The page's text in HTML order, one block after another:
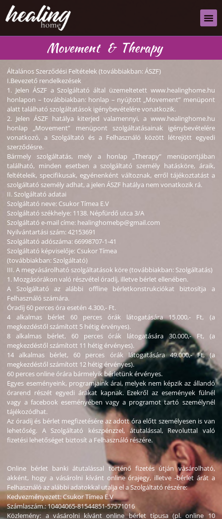
Movement & Therapy
Általános Szerződési Feltételek (továbbiakban: ÁSZF)
I.Bevezető rendelkezések
1. Jelen ÁSZF a Szolgáltató által üzemeltetett www.healinghome.hu
honlapon – továbbiakban: honlap – nyújtott „Movement” menüpont
alatt található szolgáltatások igénybevételére vonatkozik.
2. Jelen ÁSZF hatálya kiterjed valamennyi, a www.healinghome.hu
honlap „Movement” menüpont szolgáltatásainak igénybevételére
vonatkozó, a Szolgáltató és a Felhasználó között létrejött egyedi
szerződésre.
Bármely szolgáltatás, mely a honlap „Therapy” menüpontjában
található, minden esetben a szolgáltató személy hatásköre, áraik,
feltételeik, specifikusak, egyénenként változnak, erről tájékoztatást a
szolgáltató személy adhat, a jelen ÁSZF hatálya nem vonatkozik rá.
II. Szolgáltató adatai
Szolgáltató neve: Csukor Tímea E.V
Szolgáltató székhelye: 1138. Népfürdő utca 3/A
Szolgáltató e-mail címe: healinghomebp@gmail.com
Nyilvántartási szám: 42153691
Szolgáltató adószáma: 66998707-1-41
Szolgáltató képviselője: Csukor Tímea
(továbbiakban: Szolgáltató)
III. A megvásárolható szolgáltatások köre (továbbiakban: Szolgáltatás)
1. Mozgásórákon való részvétel óradíj, illetve bérlet ellenében.
A Szolgáltató az alábbi offline bérletkonstrukciókat biztosítja a
Felhasználó számára.
Óradíj 60 perces óra esetén 4.300,- Ft.
4 alkalmas bérlet 60 perces órák látogatására 15.000,- Ft, (a
megkezdéstől számított 5 hétig érvényes).
8 alkalmas bérlet, 60 perces órák látogatására 30.000,- Ft, (a
megkezdéstől számított 11 hétig érvényes).
14 alkalmas bérlet, 60 perces órák látogatására 49.000,- Ft, (a
megkezdéstől számított 12 hétig érvényes).
60 perces online órára bármelyik bérletünk érvényes.
Egyes eseményeink, programjaink árai, melyek nem képzik az állandó
órarend részét egyedi árakat kapnak. Ezekről az események fülnél
vagy a facebook eseményében vagy a programot tartó személynél
tájékozódhat.
Az óradíj és bérlet megfizetésére az adott óra előtt személyesen is van
lehetőség. A Szolgáltató készpénzzel, átutalással, Revoluttal való
fizetési lehetőséget biztosít a Felhasználó részére.
Online bérlet banki átutalással történő fizetés útján vásárolható,
akként, hogy a vásárolni kívánt online órajegy, illetve -bérlet árát a
Felhasználó az alábbi adatokkal utalja el a Szolgáltató részére:
Kedvezményezett: Csukor Tímea E.V
Számlaszám.: 10404065-81544851-57571016
Közlemény: a vásárolni kívánt online bérlet típusa (pl. online 10